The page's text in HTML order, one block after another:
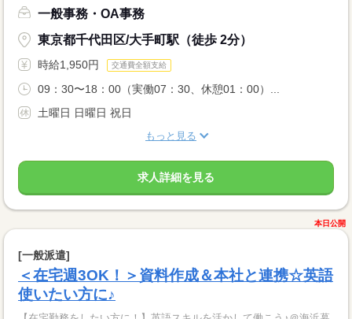
一般事務・OA事務
東京都千代田区/大手町駅（徒歩 2分）
時給1,950円 交通費全額支給
09：30〜18：00（実働07：30、休憩01：00）...
土曜日 日曜日 祝日
もっと見る
求人詳細を見る
本日公開
[一般派遣]
＜在宅週3OK！＞資料作成＆本社と連携☆英語
使いたい方に♪